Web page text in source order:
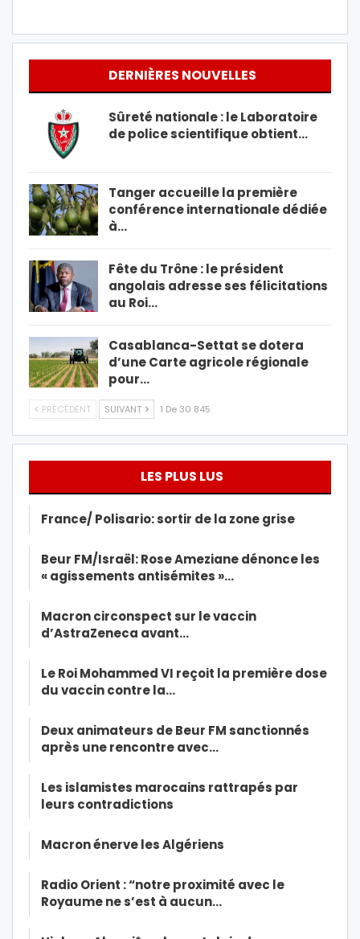
DERNIÈRES NOUVELLES
Sûreté nationale : le Laboratoire
de police scientifique obtient…
Tanger accueille la première
conférence internationale dédiée
à…
Fête du Trône : le président
angolais adresse ses félicitations
au Roi…
Casablanca-Settat se dotera
d’une Carte agricole régionale
pour…
PRÉCÉDENT SUIVANT 1 De 30 845
LES PLUS LUS
France/ Polisario: sortir de la zone grise
Beur FM/Israël: Rose Ameziane dénonce les
« agissements antisémites »…
Macron circonspect sur le vaccin
d’AstraZeneca avant…
Le Roi Mohammed VI reçoit la première dose
du vaccin contre la…
Deux animateurs de Beur FM sanctionnés
après une rencontre avec…
Les islamistes marocains rattrapés par
leurs contradictions
Macron énerve les Algériens
Radio Orient : “notre proximité avec le
Royaume ne s’est à aucun…